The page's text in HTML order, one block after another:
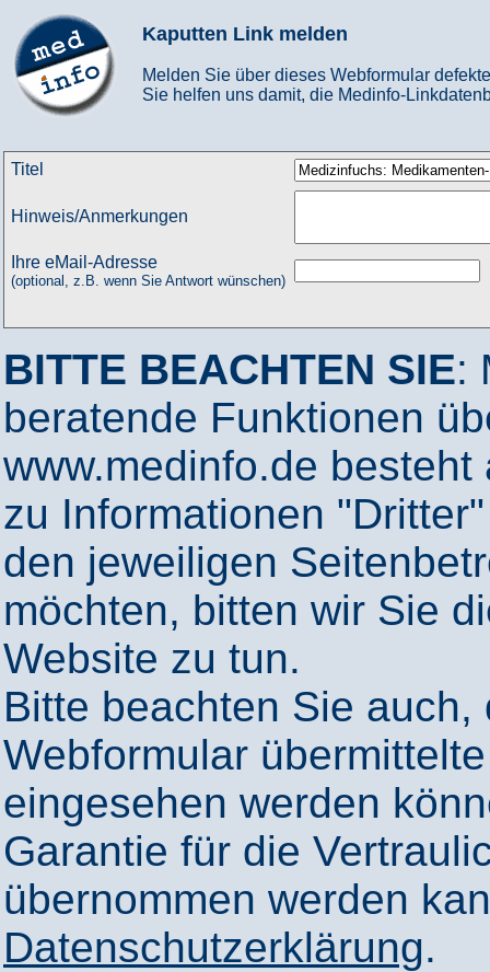
Kaputten Link melden
Melden Sie über dieses Webformular
Sie helfen uns damit, die Medinfo-
Titel
Hinweis/Anmerkungen
Ihre eMail-Adresse
(optional, z.B. wenn Sie Antwort wünschen)
BITTE BEACHTEN SIE:
beratende Funktionen
www.medinfo.de
zu Informationen
den jeweiligen
möchten, bitten wir Sie
Website zu tun.
Bitte beachten Sie
Webformular
eingesehen werden
Garantie für die
übernommen werden
Datenschutzerklärung.